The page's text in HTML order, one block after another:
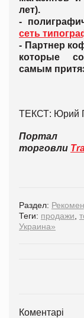
лет).
-
сеть
- Партнер
которые
самым
ТЕКСТ: Юрий
Портал
торговли
Раздел:
Теги: продажи
Украина»
Коментарі